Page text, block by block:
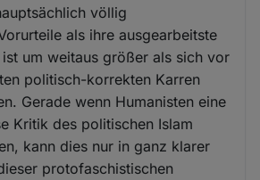
völlig
als ihre ausgearbeitste
um weitaus größer als sich vor
politisch-korrekten Karren
Gerade wenn Humanisten eine
Kritik des politischen Islam
kann dies nur in ganz klarer
protofaschistischen